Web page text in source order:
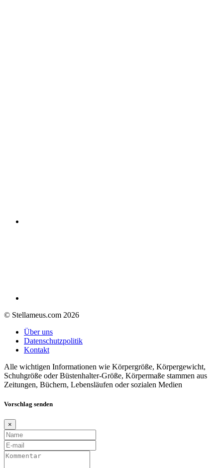
© Stellameus.com 2026
Über uns
Datenschutzpolitik
Kontakt
Alle wichtigen Informationen wie Körpergröße, Körpergewicht,
Schuhgröße oder Büstenhalter-Größe, Körpermaße stammen aus
Zeitungen, Büchern, Lebensläufen oder sozialen Medien
Vorschlag senden
×